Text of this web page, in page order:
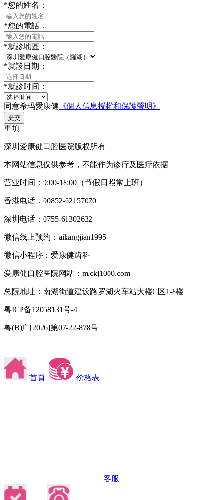
*您的姓名：
*您的電話：
*就診地區：
*就診日期：
*就診时间：
同意希玛愛康健 《個人信息授權和保護聲明》
提交
重填
深圳爱康健口腔医院版权所有
本网站信息仅供参考，不能作为诊疗及医疗依据
营业时间：9:00-18:00（节假日照常上班）
香港电话：00852-62157070
深圳电话：0755-61302632
微信线上预约：aikangjian1995
微信小程序：爱康健齿科
爱康健口腔医院网站：m.ckj1000.com
总院地址：南湖街道建设路罗湖火车站大楼C区1-8楼
粤ICP备12058131号-4
粤(B)广[2026]第07-22-878号
首頁 价格表
客服